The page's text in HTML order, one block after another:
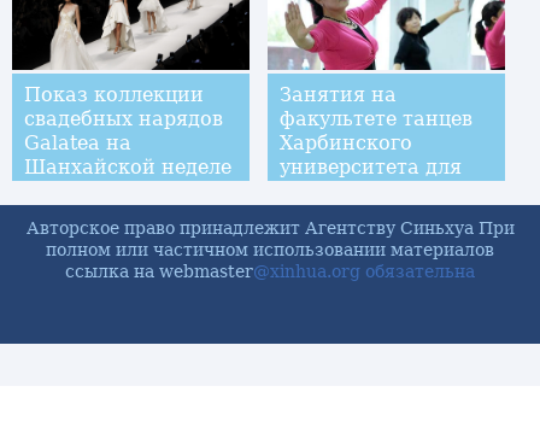
Показ коллекции
свадебных нарядов
Galatea на
Шанхайской неделе
Занятия на
факультете танцев
Харбинского
университета для
Авторское право принадлежит Агентству Синьхуа При
полном или частичном использовании материалов
ссылка на webmaster@xinhua.org обязательна